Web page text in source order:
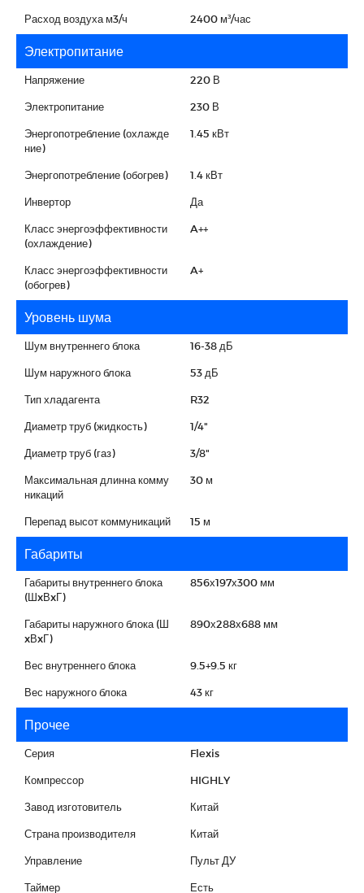
Расход воздуха м3/ч 2400 м³/час
Электропитание
Напряжение 220 В
Электропитание 230 В
Энергопотребление (охлажде
ние)
1.45 кВт
Энергопотребление (обогрев) 1.4 кВт
Инвертор Да
Класс энергоэффективности
(охлаждение)
A++
Класс энергоэффективности
(обогрев)
A+
Уровень шума
Шум внутреннего блока 16-38 дБ
Шум наружного блока 53 дБ
Тип хладагента R32
Диаметр труб (жидкость) 1/4"
Диаметр труб (газ) 3/8"
Максимальная длинна комму
никаций
30 м
Перепад высот коммуникаций 15 м
Габариты
Габариты внутреннего блока
(ШxВxГ)
856х197х300 мм
Габариты наружного блока (Ш
xВxГ)
890х288х688 мм
Вес внутреннего блока 9.5+9.5 кг
Вес наружного блока 43 кг
Прочее
Серия Flexis
Компрессор HIGHLY
Завод изготовитель Китай
Страна производителя Китай
Управление Пульт ДУ
Таймер Есть